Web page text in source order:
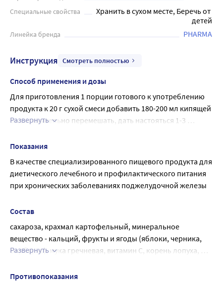
Специальные свойства
Хранить в сухом месте, Беречь от
детей
Линейка бренда PHARMA
Инструкция Смотреть полностью
Способ применения и дозы
Для приготовления 1 порции готового к употреблению
продукта к 20 г сухой смеси добавить 180-200 мл кипящей
воды, тщательно перемешать, дать настояться 1-3
Развернуть
Показания
В качестве специализированного пищевого продукта для
диетического лечебного и профилактического питания
при хронических заболеваниях поджелудочной железы
Состав
сахароза, крахмал картофельный, минеральное
вещество - кальций, фрукты и ягоды (яблоки, черника,
барбарис), мука гречневая, витамин С, корень лопуха,
кислотности - лимонная кислота, ароматизатор.
Развернуть
Противопоказания